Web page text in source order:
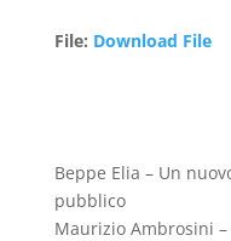
File: Download File
Beppe Elia – Un
pubblico
Maurizio Ambrosini